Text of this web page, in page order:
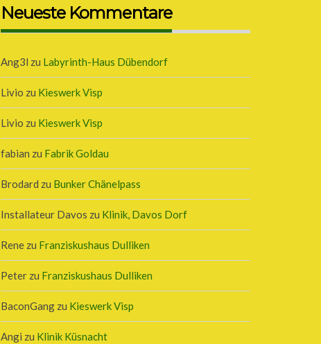
Neueste Kommentare
Ang3l zu Labyrinth-Haus Dübendorf
Livio zu Kieswerk Visp
Livio zu Kieswerk Visp
fabian zu Fabrik Goldau
Brodard zu Bunker Chänelpass
Installateur Davos zu Klinik, Davos Dorf
Rene zu Franziskushaus Dulliken
Peter zu Franziskushaus Dulliken
BaconGang zu Kieswerk Visp
Angi zu Klinik Küsnacht